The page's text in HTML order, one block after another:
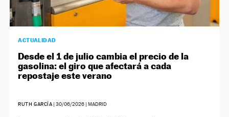
ACTUALIDAD
Desde el 1 de julio cambia el precio de la
gasolina: el giro que afectará a cada
repostaje este verano
RUTH GARCÍA |30/06/2026 | MADRID